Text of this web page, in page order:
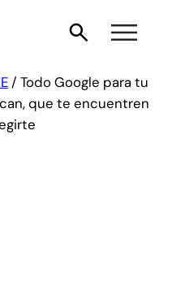
/ Todo Google para tu
que te encuentren